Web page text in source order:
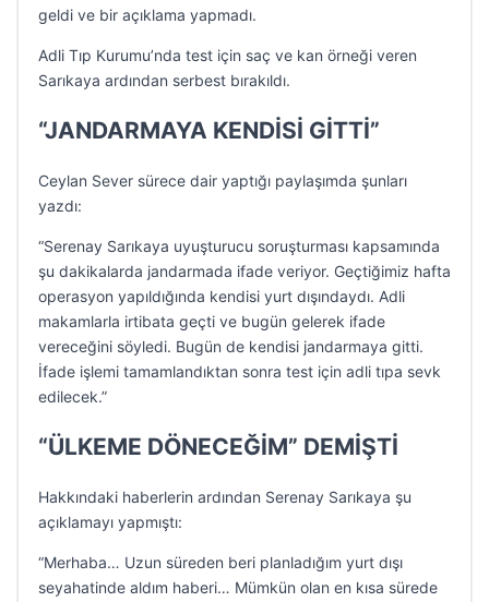
geldi ve bir açıklama yapmadı.
Adli Tıp Kurumu’nda test için saç ve kan örneği veren
Sarıkaya ardından serbest bırakıldı.
“JANDARMAYA KENDİSİ GİTTİ”
Ceylan Sever sürece dair yaptığı paylaşımda şunları
yazdı:
“Serenay Sarıkaya uyuşturucu soruşturması kapsamında
şu dakikalarda jandarmada ifade veriyor. Geçtiğimiz hafta
operasyon yapıldığında kendisi yurt dışındaydı. Adli
makamlarla irtibata geçti ve bugün gelerek ifade
vereceğini söyledi. Bugün de kendisi jandarmaya gitti.
İfade işlemi tamamlandıktan sonra test için adli tıpa sevk
edilecek.”
“ÜLKEME DÖNECEĞİM” DEMİŞTİ
Hakkındaki haberlerin ardından Serenay Sarıkaya şu
açıklamayı yapmıştı:
“Merhaba… Uzun süreden beri planladığım yurt dışı
seyahatinde aldım haberi… Mümkün olan en kısa sürede